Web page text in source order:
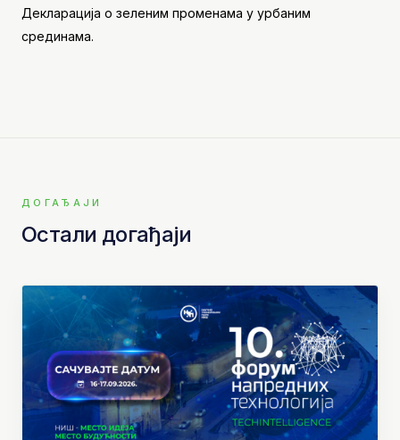
Декларација о зеленим променама у урбаним
срединама.
ДОГАЂАЈИ
Остали догађаји